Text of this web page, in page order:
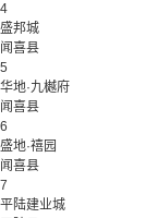
4
盛邦城
闻喜县
5
华地·九樾府
闻喜县
6
盛地·禧园
闻喜县
7
平陆建业城